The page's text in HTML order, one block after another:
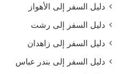
دليل السفر إلى الأهواز
دليل السفر إلى رشت
دليل السفر إلى زاهدان
دليل السفر إلى بندر عباس